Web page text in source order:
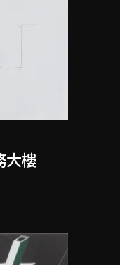
大樓